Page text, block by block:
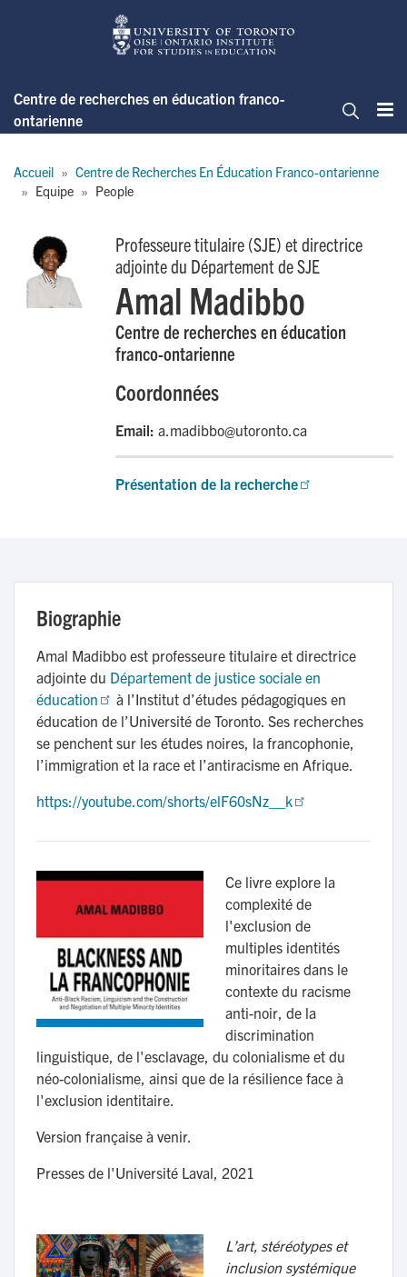
Centre de recherches en éducation franco-
ontarienne
Accueil
Centre de Recherches En Éducation Franco-ontarienne
Equipe
People
Professeure titulaire (SJE) et directrice
adjointe du Département de SJE
Amal Madibbo
Centre de recherches en éducation
franco-ontarienne
Coordonnées
Email: a.madibbo@utoronto.ca
Présentation de la recherche
Biographie
Amal Madibbo est professeure titulaire et directrice
adjointe du Département de justice sociale en
éducation
à l’Institut d’études pédagogiques en
éducation de l’Université de Toronto. Ses recherches
se penchent sur les études noires, la francophonie,
l’immigration et la race et l’antiracisme en Afrique.
https://youtube.com/shorts/elF60sNz__k
Ce livre explore la
complexité de
l'exclusion de
multiples identités
minoritaires dans le
contexte du racisme
anti-noir, de la
discrimination
linguistique, de l'esclavage, du colonialisme et du
néo-colonialisme, ainsi que de la résilience face à
l'exclusion identitaire.
Version française à venir.
Presses de l'Université Laval, 2021
L’art, stéréotypes et
inclusion systémique